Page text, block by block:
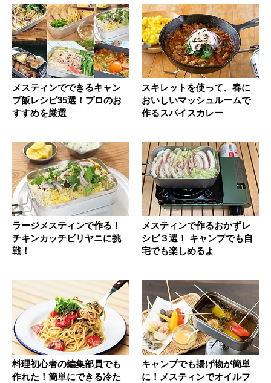
メスティンでできるキャン
プ飯レシピ35選！プロのお
すすめを厳選
スキレットを使って、春に
おいしいマッシュルームで
作るスパイスカレー
ラージメスティンで作る！
チキンカッチビリヤニに挑
戦！
メスティンで作るおかずレ
シピ３選！ キャンプでも自
宅でも楽しめるよ
料理初心者の編集部員でも
作れた！簡単にできる冷た
キャンプでも揚げ物が簡単
に！メスティンでオイルフ